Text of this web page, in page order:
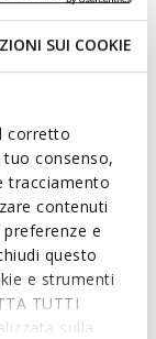
SUI COOKIE
corretto
consenso,
tracciamento
contenuti
e
questo
e strumenti
TUTTI
sulla
nacida de
versión que
con
suela.
de Disney,
brillante.